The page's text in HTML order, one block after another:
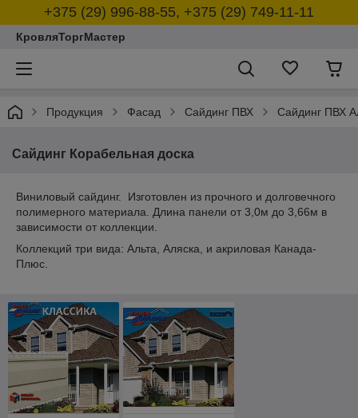
+375 (29) 996-88-55, +375 (29) 749-11-11
КровляТоргМастер
Продукция Фасад Сайдинг ПВХ Сайдинг ПВХ
Сайдинг Корабельная доска
Виниловый сайдинг. Изготовлен из прочного и долговечного
полимерного материала. Длина панели от 3,0м до 3,66м в
зависимости от коллекции.
Коллекций три вида: Альта, Аляска, и акриловая Канада-
Плюс.